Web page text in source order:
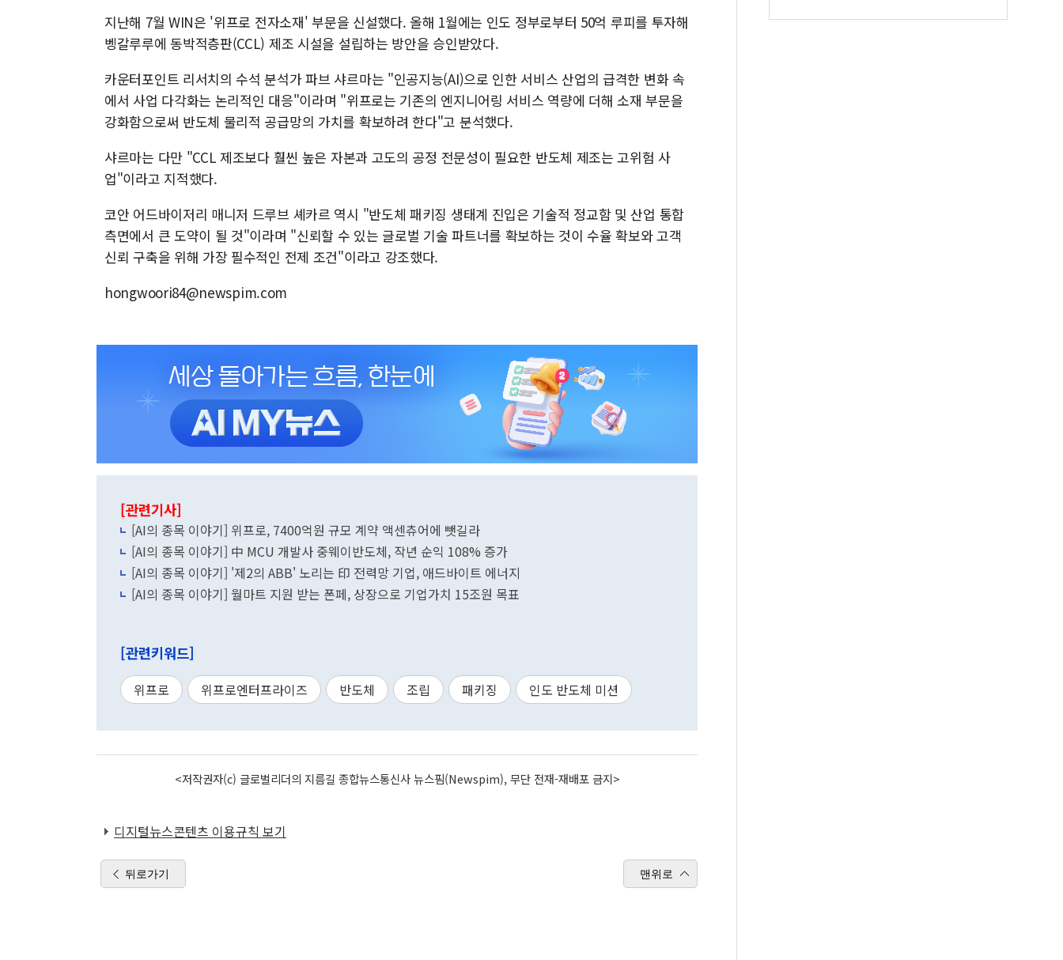
지난해 7월 WIN은 '위프로 전자소재' 부문을 신설했다. 올해 1월에는 인도 정부로부터 50억 루피를 투자해
벵갈루루에 동박적층판(CCL) 제조 시설을 설립하는 방안을 승인받았다.
카운터포인트 리서치의 수석 분석가 파브 샤르마는 "인공지능(AI)으로 인한 서비스 산업의 급격한 변화 속
에서 사업 다각화는 논리적인 대응"이라며 "위프로는 기존의 엔지니어링 서비스 역량에 더해 소재 부문을
강화함으로써 반도체 물리적 공급망의 가치를 확보하려 한다"고 분석했다.
샤르마는 다만 "CCL 제조보다 훨씬 높은 자본과 고도의 공정 전문성이 필요한 반도체 제조는 고위험 사
업"이라고 지적했다.
코안 어드바이저리 매니저 드루브 셰카르 역시 "반도체 패키징 생태계 진입은 기술적 정교함 및 산업 통합
측면에서 큰 도약이 될 것"이라며 "신뢰할 수 있는 글로벌 기술 파트너를 확보하는 것이 수율 확보와 고객
신뢰 구축을 위해 가장 필수적인 전제 조건"이라고 강조했다.
hongwoori84@newspim.com
[관련기사]
[AI의 종목 이야기] 위프로, 7400억원 규모 계약 액센츄어에 뺏길라
[AI의 종목 이야기] 中 MCU 개발사 중웨이반도체, 작년 순익 108% 증가
[AI의 종목 이야기] '제2의 ABB' 노리는 印 전력망 기업, 애드바이트 에너지
[AI의 종목 이야기] 월마트 지원 받는 폰페, 상장으로 기업가치 15조원 목표
[관련키워드]
위프로 위프로엔터프라이즈 반도체 조립 패키징 인도 반도체 미션
<저작권자(c) 글로벌리더의 지름길 종합뉴스통신사 뉴스핌(Newspim), 무단 전재-재배포 금지>
디지털뉴스콘텐츠 이용규칙 보기
뒤로가기 맨위로